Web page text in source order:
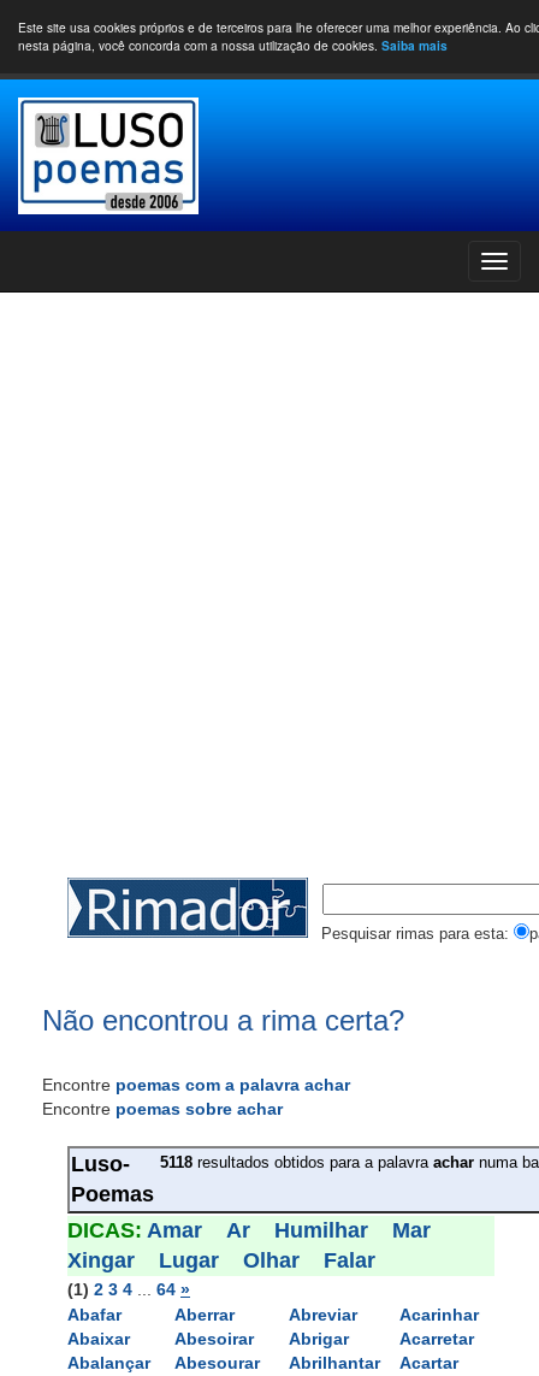
Este site usa cookies próprios e de terceiros para lhe oferecer uma melhor experiência. Ao
nesta página, você concorda com a nossa utilização de cookies. Saiba mais
Pesquisar rimas para esta:
Não encontrou a rima certa?
Encontre poemas com a palavra achar
Encontre poemas sobre achar
Luso-
Poemas
5118 resultados obtidos para a palavra achar numa
DICAS: Amar Ar Humilhar
Mar
Xingar
Lugar Olhar Falar
(1) 2 3 4 64 »
Abafar
Abaixar
Abalançar
Aberrar
Abesoirar
Abesourar
Abreviar
Abrigar
Abrilhantar
Acarinhar
Acarretar
Acartar